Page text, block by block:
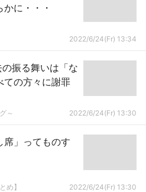
に・・・
2022/6/24(Fr) 13:34
の振る舞いは「な
の方々に謝罪
～ 2022/6/24(Fr) 13:30
席」ってものす
め】 2022/6/24(Fr) 13:30